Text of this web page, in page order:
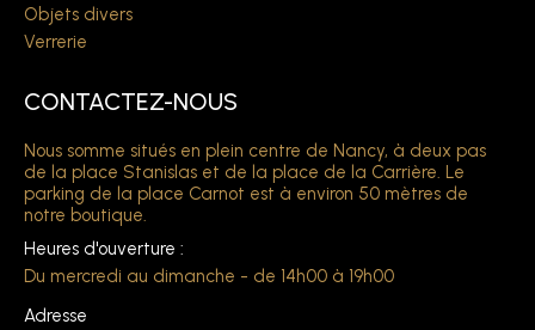
Objets divers
Verrerie
CONTACTEZ-NOUS
Nous somme situés en plein centre de Nancy, à deux pas
de la place Stanislas et de la place de la Carrière. Le
parking de la place Carnot est à environ 50 mètres de
notre boutique.
Heures d'ouverture :
Du mercredi au dimanche - de 14h00 à 19h00
Adresse